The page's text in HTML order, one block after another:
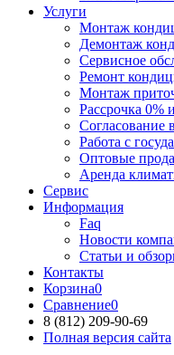
Услуги
Монтаж
Демонтаж
Сервисное
Ремонт
Монтаж
Рассрочка 0%
Согласование
Работа с
Оптовые
Аренда
Сервис
Информация
Faq
Новости
Статьи и
Контакты
Корзина0
Сравнение0
8 (812) 209-90-69
Полная версия сайта